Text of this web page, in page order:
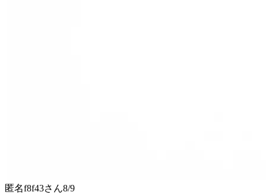
匿名f8f43さん8/9